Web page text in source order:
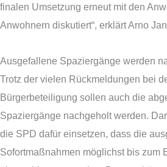
finalen Umsetzung erneut mit den
Anwohnern diskutiert“, erklärt Arno
Ausgefallene Spaziergänge werden
Trotz der vielen Rückmeldungen bei
Bürgerbeteiligung sollen auch die
Spaziergänge nachgeholt werden.
die SPD dafür einsetzen, dass die
Sofortmaßnahmen möglichst bis zum